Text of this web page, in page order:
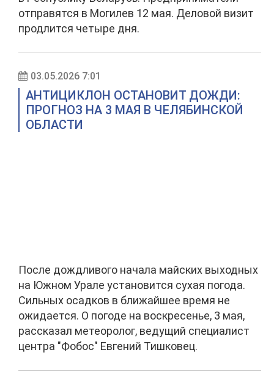
отправятся в Могилев 12 мая. Деловой визит
продлится четыре дня.
03.05.2026 7:01
АНТИЦИКЛОН ОСТАНОВИТ ДОЖДИ:
ПРОГНОЗ НА 3 МАЯ В ЧЕЛЯБИНСКОЙ
ОБЛАСТИ
После дождливого начала майских выходных
на Южном Урале установится сухая погода.
Сильных осадков в ближайшее время не
ожидается. О погоде на воскресенье, 3 мая,
рассказал метеоролог, ведущий специалист
центра "Фобос" Евгений Тишковец.